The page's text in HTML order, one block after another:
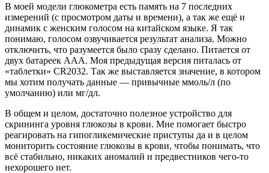
В моей модели глюкометра есть память на 7 последних
измерений (с просмотром даты и времени), а так же ещё и
динамик с женским голосом на китайском языке. Я так
понимаю, голосом озвучивается результат анализа. Можно
отключить, что разумеется было сразу сделано. Питается от
двух батареек AAA. Моя предыдущая версия питалась от
«таблетки» CR2032. Так же выставляется значение, в котором
мы хотим получать данные — привычные ммоль/л (по
умолчанию) или мг/дл.
В общем и целом, достаточно полезное устройство для
скрининга уровня глюкозы в крови. Мне помогает быстро
реагировать на гипогликемические приступы да и в целом
мониторить состояние глюкозы в крови, чтобы понимать, что
всё стабильно, никаких аномалий и предвестников чего-то
нехорошего нет.